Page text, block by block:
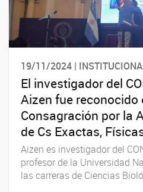
19/11/2024 |
El investigador del
Aizen fue reconocido
Consagración por la
de Cs Exactas,
Aizen es investigador del
profesor de la Universidad
las carreras de Ciencias